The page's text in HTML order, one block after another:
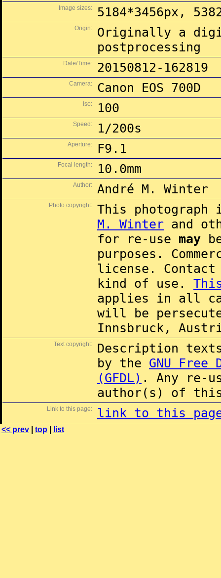
Image sizes: 5184*3456px,
Origin:
Originally a
postprocessing
Date/Time: 20150812-162819
Camera: Canon EOS 700D
Iso: 100
Speed: 1/200s
Aperture: F9.1
Focal length: 10.0mm
Author: André M. Winter
Photo copyright:
This
M. Winter and
for re-use may
purposes.
license.
kind of use.
applies in all
will be
Innsbruck,
Text copyright:
Description
by the GNU Free
(GFDL) . Any re-
author(s) of this
Link to this page: link to this
<< prev top list